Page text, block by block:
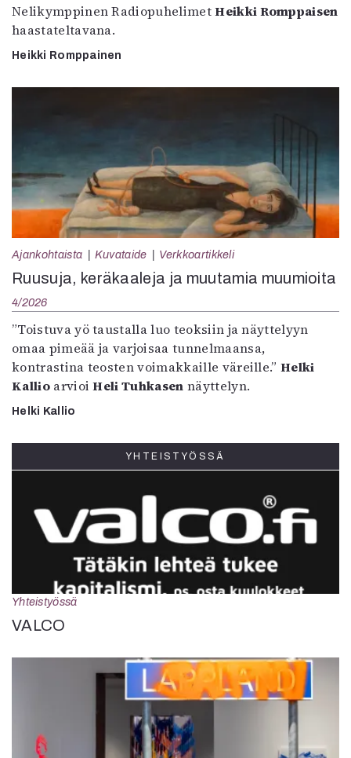
Nelikymppinen RadiopuhelimetHeikki Romppaisen
haastateltavana.
Heikki Romppainen
Ajankohtaista Kuvataide Verkkoartikkeli
Ruusuja, keräkaaleja ja muutamia muumioita
4/2026
”Toistuva yö taustalla luo teoksiin ja näyttelyyn
omaa pimeää ja varjoisaa tunnelmaansa,
kontrastina teosten voimakkaille väreille.”Helki
KallioarvioiHeli Tuhkasen näyttelyn.
Helki Kallio
YHTEISTYÖSSÄ
Yhteistyössä
VALCO